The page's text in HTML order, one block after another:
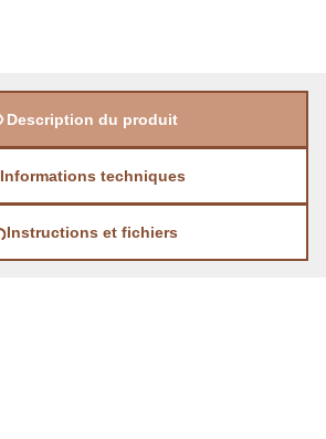
Description du produit
Informations techniques
Instructions et fichiers